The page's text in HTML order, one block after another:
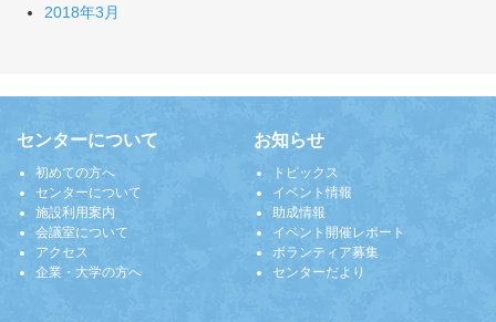
2018年3月
センターについて
初めての方へ
センターについて
施設利用案内
会議室について
アクセス
企業・大学の方へ
お知らせ
トピックス
イベント情報
助成情報
イベント開催レポート
ボランティア募集
センターだより